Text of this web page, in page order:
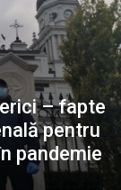
– fapte
pentru
pandemie